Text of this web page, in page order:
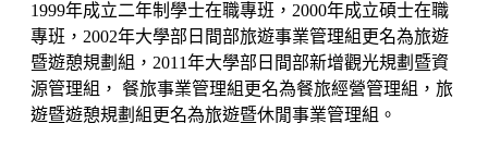
1999年成立二年制學士在職專班，2000年成立碩士在職
專班，2002年大學部日間部旅遊事業管理組更名為旅遊
暨遊憩規劃組，2011年大學部日間部新增觀光規劃暨資
源管理組， 餐旅事業管理組更名為餐旅經營管理組，旅
遊暨遊憩規劃組更名為旅遊暨休閒事業管理組。